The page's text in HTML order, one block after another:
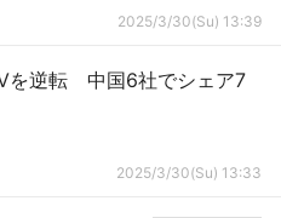
2025/3/30(Su) 13:39
を逆転 中国6社でシェア7
2025/3/30(Su) 13:33